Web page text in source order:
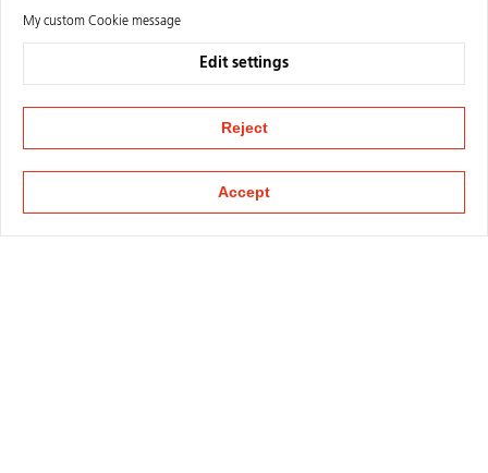
My custom Cookie message
Edit settings
Reject
Accept